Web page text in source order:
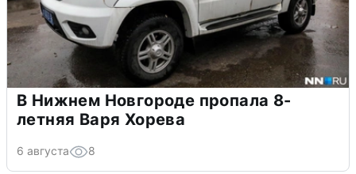
В Нижнем Новгороде пропала 8-
летняя Варя Хорева
6 августа 8